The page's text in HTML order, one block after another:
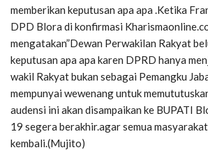
memberikan keputusan apa apa .Ketika
DPD Blora di konfirmasi
mengatakan”Dewan Perwakilan Rakyat
keputusan apa apa karen DPRD hanya
wakil Rakyat bukan sebagai Pemangku
mempunyai wewenang untuk
audensi ini akan disampaikan ke BUPATI
19 segera berakhir.agar semua
kembali.(Mujito)